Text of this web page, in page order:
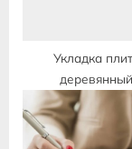
Укладка